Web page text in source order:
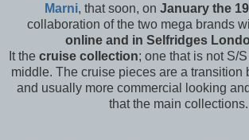
Marni, that soon, on January the
collaboration of the two mega brands
online and in Selfridges
It the cruise collection; one that is not S/
middle. The cruise pieces are a transition
and usually more commercial looking
that the main collections.